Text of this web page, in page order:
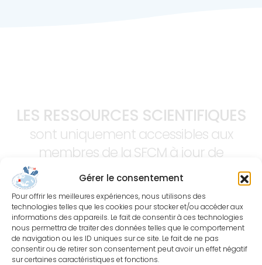
Gérer le consentement
Pour offrir les meilleures expériences, nous utilisons des
technologies telles que les cookies pour stocker et/ou accéder aux
informations des appareils. Le fait de consentir à ces technologies
nous permettra de traiter des données telles que le comportement
de navigation ou les ID uniques sur ce site. Le fait de ne pas
consentir ou de retirer son consentement peut avoir un effet négatif
sur certaines caractéristiques et fonctions.
LES RESSOURCES SCIENTIFIQUES
sont uniquement accessibles aux
membres de la SFCM à jour de
cotisation.